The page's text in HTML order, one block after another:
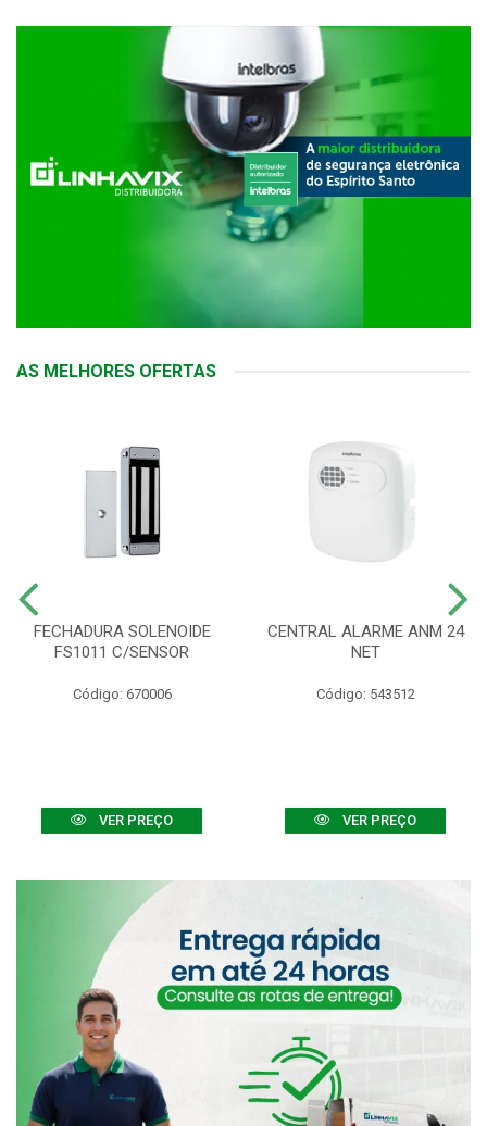
AS MELHORES OFERTAS
FECHADURA SOLENOIDE
FS1011 C/SENSOR
Código: 670006
VER PREÇO
CENTRAL ALARME ANM 24
NET
Código: 543512
VER PREÇO